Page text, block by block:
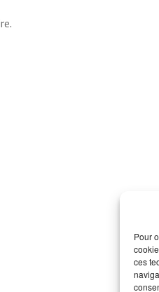
Pour
ces